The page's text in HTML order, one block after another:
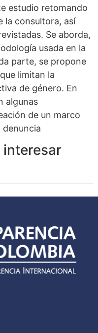
estudio retomando
la consultora, así
Se aborda,
usada en la
parte, se propone
limitan la
de género. En
algunas
de un marco
interesar